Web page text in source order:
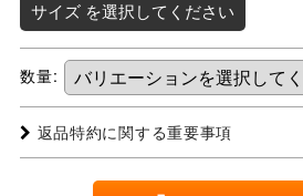
サイズ を選択してください
数量:
返品特約に関する重要事項